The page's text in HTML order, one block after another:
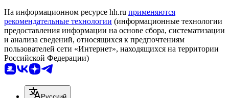
На информационном ресурсе hh.ru применяются
рекомендательные технологии (информационные технологии
предоставления информации на основе сбора, систематизации
и анализа сведений, относящихся к предпочтениям
пользователей сети «Интернет», находящихся на территории
Российской Федерации)